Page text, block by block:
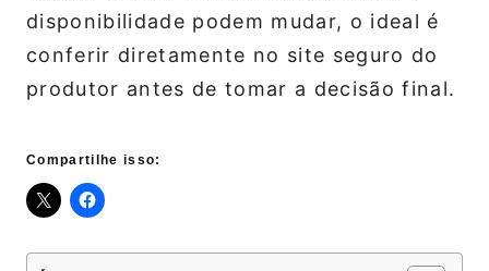
disponibilidade podem mudar, o ideal é
conferir diretamente no site seguro do
produtor antes de tomar a decisão final.
Compartilhe isso: